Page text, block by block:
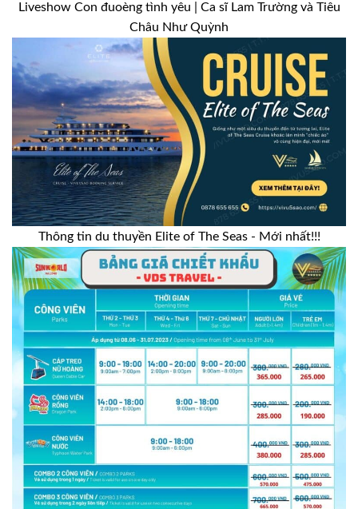
Liveshow Con đuoèng tình yêu | Ca sĩ Lam Trường và Tiêu
Châu Như Quỳnh
Thông tin du thuyền Elite of The Seas - Mới nhất!!!